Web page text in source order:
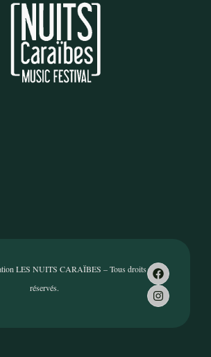
LES NUITS CARAÏBES – Tous droits
réservés.